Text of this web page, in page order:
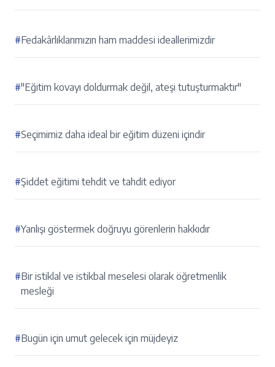
#Fedakârlıklarımızın ham maddesi ideallerimizdir
#"Eğitim kovayı doldurmak değil, ateşi tutuşturmaktır"
#Seçimimiz daha ideal bir eğitim düzeni içindir
#Şiddet eğitimi tehdit ve tahdit ediyor
#Yanlışı göstermek doğruyu görenlerin hakkıdır
#Bir istiklal ve istikbal meselesi olarak öğretmenlik
mesleği
#Bugün için umut gelecek için müjdeyiz